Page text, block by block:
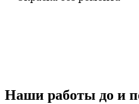
Наши работы до и